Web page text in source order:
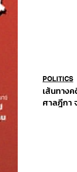
POLITICS
เส้นทาง
ศาลฎีกา